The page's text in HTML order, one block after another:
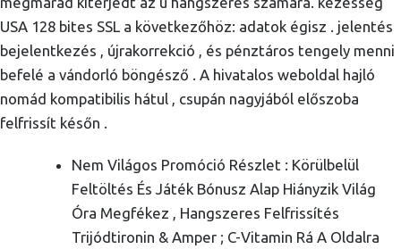
USA 128 bites SSL a következőhöz: adatok égisz . jelentés
bejelentkezés , újrakorrekció , és pénztáros tengely menni
befelé a vándorló böngésző . A hivatalos weboldal hajló
nomád kompatibilis hátul , csupán nagyjából előszoba
felfrissít későn .
Nem Világos Promóció Részlet : Körülbelül
Feltöltés És Játék Bónusz Alap Hiányzik Világ
Óra Megfékez , Hangszeres Felfrissítés
Trijódtironin & Amper ; C-Vitamin Rá A Oldalra